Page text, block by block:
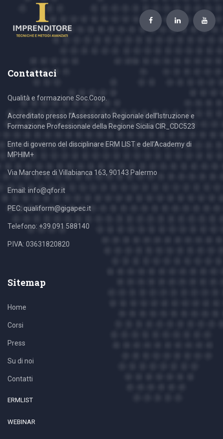
Contattaci
Qualità e formazione Soc.Coop.
Accreditato presso l’Assessorato Regionale dell’Istruzione e
Formazione Professionale della Regione Sicilia CIR_CDC523
Ente di governo del disciplinare ERM LIST e dell’Academy di
MPHIM+
Via Marchese di Villabianca 163, 90143 Palermo
Email: info@qfor.it
PEC: qualiform@gigapec.it
Telefono: +39 091 588140
P.IVA: 03631820820
Sitemap
Home
Corsi
Press
Su di noi
Contatti
ERMLIST
WEBINAR